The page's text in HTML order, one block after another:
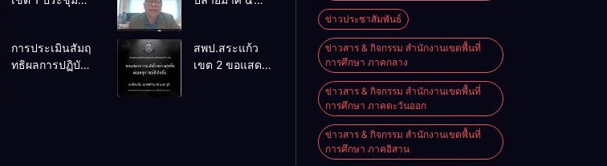
งานศิลป
หัตถกรรม
ผ่านระบบ
Online
การประเมินสัมฤ
ทธิผลการปฏิบัติ
สพป.สระแก้ว
เขต 2 ขอแสดง
ข่าวประชาสัมพันธ์
ข่าวสาร & กิจกรรม สำนักงานเขตพื้นที่
การศึกษา ภาคกลาง
ข่าวสาร & กิจกรรม สำนักงานเขตพื้นที่
การศึกษา ภาคตะวันออก
ข่าวสาร & กิจกรรม สำนักงานเขตพื้นที่
การศึกษา ภาคอิสาน